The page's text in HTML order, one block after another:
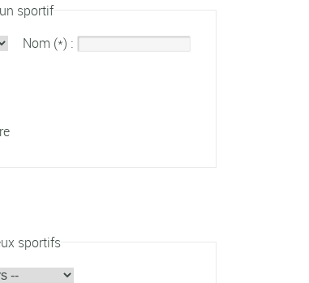
sportif
Nom (*) :
sportifs